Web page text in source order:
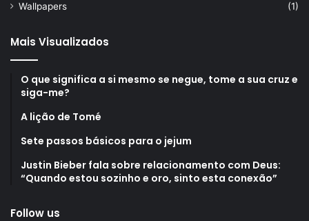
Wallpapers
(1)
Mais Visualizados
O que significa a si mesmo se negue, tome a sua cruz e
siga-me?
A lição de Tomé
Sete passos básicos para o jejum
Justin Bieber fala sobre relacionamento com Deus:
“Quando estou sozinho e oro, sinto esta conexão”
Follow us